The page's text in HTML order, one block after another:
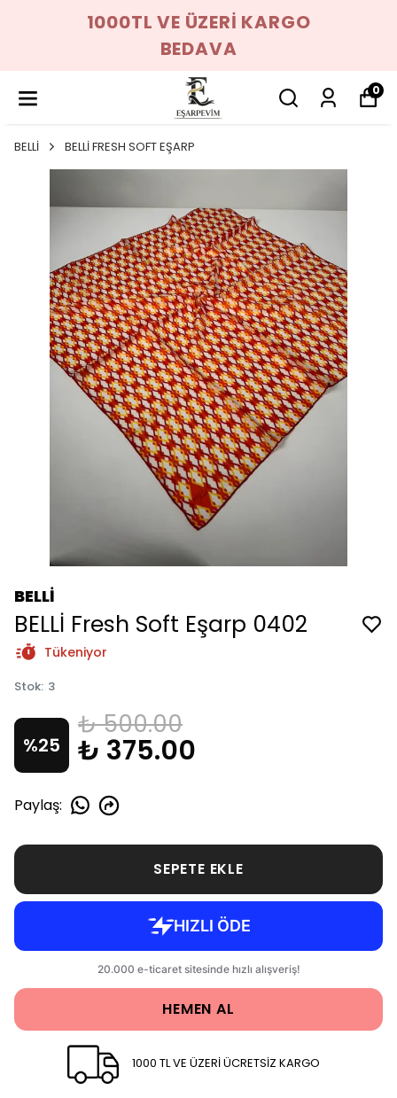
1000TL VE ÜZERİ KARGO
BEDAVA
0
BELLİ BELLİ FRESH SOFT EŞARP
BELLİ
BELLİ Fresh Soft Eşarp 0402
Tükeniyor
Stok: 3
%25
₺ 500.00
₺ 375.00
Paylaş:
SEPETE EKLE
HEMEN AL
1000 TL VE ÜZERİ ÜCRETSİZ KARGO